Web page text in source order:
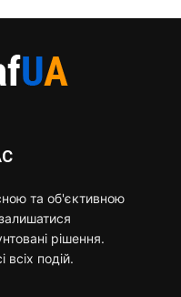
та об'єктивною
рішення.
всіх подій.